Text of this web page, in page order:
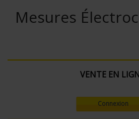
Mesures
VENTE EN
Connexion